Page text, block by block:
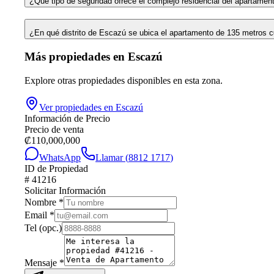
¿En qué distrito de Escazú se ubica el apartamento de 135 metros
Más propiedades en Escazú
Explore otras propiedades disponibles en esta zona.
Ver propiedades en Escazú
Información de Precio
Precio de venta
₡110,000,000
WhatsApp
Llamar (8812 1717)
ID de Propiedad
# 41216
Solicitar Información
Nombre *
Email *
Tel (opc.)
Mensaje *